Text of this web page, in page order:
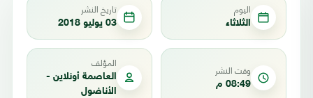
اليوم
الثلاثاء
تاريخ النشر
03 يوليو 2018
وقت النشر
08:49 م
المؤلف
العاصمة أونلاين -
الأناضول